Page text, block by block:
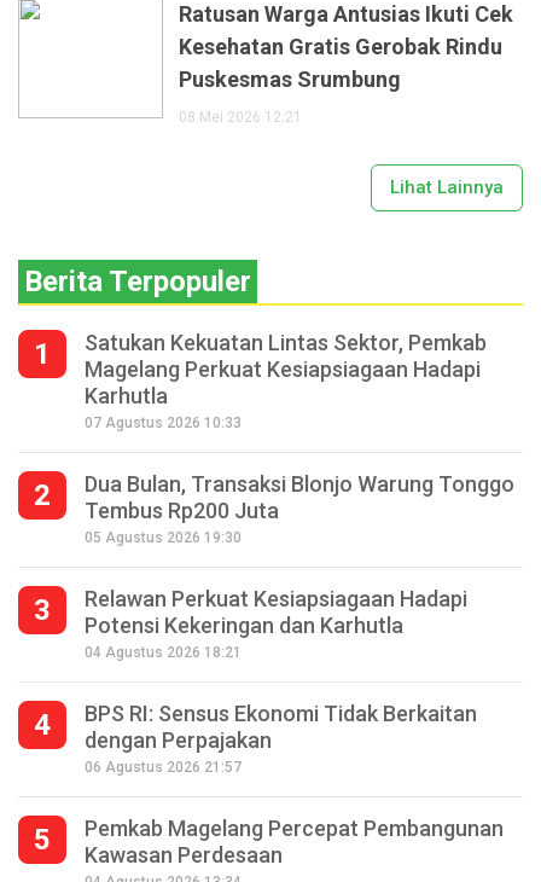
Ratusan Warga Antusias Ikuti Cek
Kesehatan Gratis Gerobak Rindu
Puskesmas Srumbung
08 Mei 2026 12:21
Lihat Lainnya
Berita Terpopuler
1
Satukan Kekuatan Lintas Sektor, Pemkab
Magelang Perkuat Kesiapsiagaan Hadapi
Karhutla
07 Agustus 2026 10:33
2
Dua Bulan, Transaksi Blonjo Warung Tonggo
Tembus Rp200 Juta
05 Agustus 2026 19:30
3
Relawan Perkuat Kesiapsiagaan Hadapi
Potensi Kekeringan dan Karhutla
04 Agustus 2026 18:21
4
BPS RI: Sensus Ekonomi Tidak Berkaitan
dengan Perpajakan
06 Agustus 2026 21:57
5
Pemkab Magelang Percepat Pembangunan
Kawasan Perdesaan